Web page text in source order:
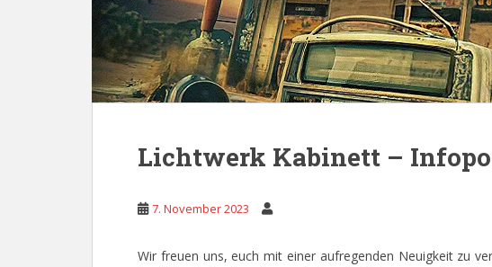
Lichtwerk Kabinett –
7. November 2023
Wir freuen uns, euch mit einer aufregenden Neuigkeit zu